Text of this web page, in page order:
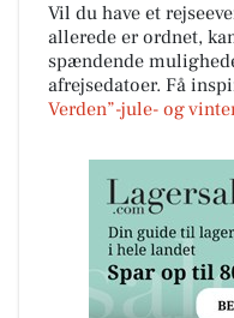
Vil du have et
allerede er ordnet,
spændende
afrejsedatoer. Få
Verden”-jule- og